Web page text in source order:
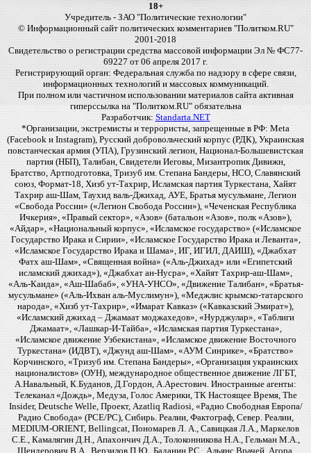
18+
Учредитель - ЗАО "Политические технологии"
© Информационный сайт политических комментариев "Политком.RU"
2001-2018
Свидетельство о регистрации средства массовой информации Эл № ФС77-
69227 от 06 апреля 2017 г.
Регистрирующий орган: Федеральная служба по надзору в сфере связи,
информационных технологий и массовых коммуникаций.
При полном или частичном использовании материалов сайта активная
гиперссылка на "Политком.RU" обязательна
Разработчик: Standarta.NET
*Организации, экстремисты и террористы, запрещенные в РФ: Meta
(Facebook и Instagram), Русский добровольческий корпус (РДК), Украинская
повстанческая армия (УПА), Грузинский легион, Национал-Большевистская
партия (НБП), Талибан, Свидетели Иеговы, Мизантропик Дивижн,
Братство, Артподготовка, Тризуб им. Степана Бандеры, НСО, Славянский
союз, Формат-18, Хизб ут-Тахрир, Исламская партия Туркестана, Хайят
Тахрир аш-Шам, Таухид валь-Джихад, АУЕ, Братья мусульмане, Легион
«Свобода России» («Легион Свобода России»), «Чеченская Республика
Ичкерия», «Правый сектор», «Азов» (батальон «Азов», полк «Азов»),
«Айдар», «Национальный корпус», «Исламское государство» («Исламское
Государство Ирака и Сирии», «Исламское Государство Ирака и Леванта»,
«Исламское Государство Ирака и Шама», ИГ, ИГИЛ, ДАИШ), «Джабхат
Фатх аш-Шам», «Священная война» («Аль-Джихад» или «Египетский
исламский джихад»), «Джабхат ан-Нусра», «Хайят Тахрир-аш-Шам»,
«Аль-Каида», «Аш-Шабаб», «УНА-УНСО», «Движение Талибан», «Братья-
мусульмане» («Аль-Ихван аль-Муслимун»), «Меджлис крымско-татарского
народа», «Хизб ут-Тахрир», «Имарат Кавказ» («Кавказский Эмират»),
«Исламский джихад – Джамаат моджахедов», «Нурджулар», «Таблиги
Джамаат», «Лашкар-И-Тайба», «Исламская партия Туркестана»,
«Исламское движение Узбекистана», «Исламское движение Восточного
Туркестана» (ИДВТ), «Джунд аш-Шам», «АУМ Синрике», «Братство»
Корчинского, «Тризуб им. Степана Бандеры», «Организация украинских
националистов» (ОУН), международное общественное движение ЛГБТ,
А.Навальный, К.Буданов, Д.Гордон, А.Арестович. Иностранные агенты:
Телеканал «Дождь», Медуза, Голос Америки, ТК Настоящее Время, The
Insider, Deutsche Welle, Проект, Azatliq Radiosi, «Радио Свободная Европа/
Радио Свобода» (PCE/PC), Сибирь. Реалии, Фактограф, Север. Реалии,
MEDIUM-ORIENT, Bellingcat, Пономарев Л. А., Савицкая Л.А., Маркелов
С.Е., Камалягин Д.Н., Апахончич Д.А., Толоконникова Н.А., Гельман М.А.,
Шендерович В.А., Верзилов П.Ю., Баданин Р.С., Альянс Врачей, Агора,